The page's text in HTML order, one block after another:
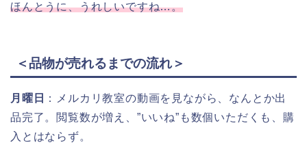
ほんとうに、うれしいですね…。
＜品物が売れるまでの流れ＞
月曜日
：メルカリ教室の動画を見ながら、なんとか出
品完了。閲覧数が増え、”いいね”も数個いただくも、購
入とはならず。